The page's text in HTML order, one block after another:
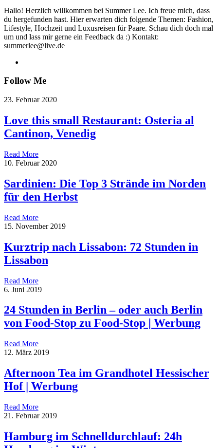
Hallo! Herzlich willkommen bei Summer Lee. Ich freue mich, dass
du hergefunden hast. Hier erwarten dich folgende Themen: Fashion,
Lifestyle, Hochzeit und Luxusreisen für Paare. Schau dich doch mal
um und lass mir gerne ein Feedback da :) Kontakt:
summerlee@live.de
Follow Me
23. Februar 2020
Love this small Restaurant: Osteria al
Cantinon, Venedig
Read More
10. Februar 2020
Sardinien: Die Top 3 Strände im Norden
für den Herbst
Read More
15. November 2019
Kurztrip nach Lissabon: 72 Stunden in
Lissabon
Read More
6. Juni 2019
24 Stunden in Berlin – oder auch Berlin
von Food-Stop zu Food-Stop | Werbung
Read More
12. März 2019
Afternoon Tea im Grandhotel Hessischer
Hof | Werbung
Read More
21. Februar 2019
Hamburg im Schnelldurchlauf: 24h